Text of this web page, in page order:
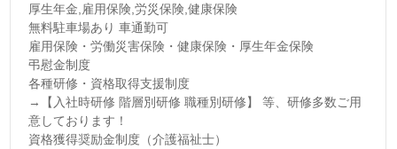
厚生年金,雇用保険,労災保険,健康保険
無料駐車場あり 車通勤可
雇用保険・労働災害保険・健康保険・厚生年金保険
弔慰金制度
各種研修・資格取得支援制度
→【入社時研修 階層別研修 職種別研修】 等、研修多数ご用
意しております！
資格獲得奨励金制度（介護福祉士）